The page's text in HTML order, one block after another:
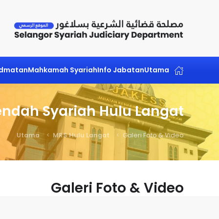
Skip to main content
Utama
Info Jabatan
Mahkamah Syariah
Syariah Hulu Langat
Utama MRS Hulu Langat Galeri Foto & Video
Galeri Foto & Video